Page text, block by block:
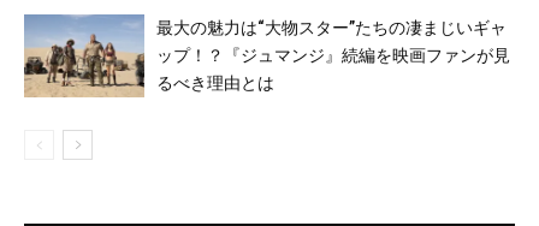
最大の魅力は“大物スター”たちの凄まじいギャ
ップ！？『ジュマンジ』続編を映画ファンが見
るべき理由とは